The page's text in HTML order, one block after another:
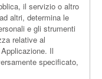
il servizio o altro
altri, determina le
e gli strumenti
relative al
Il
specificato,